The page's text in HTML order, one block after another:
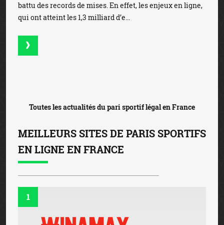
battu des records de mises. En effet, les enjeux en ligne,
qui ont atteint les 1,3 milliard d’e...
Toutes les actualités du pari sportif légal en France
MEILLEURS SITES DE PARIS SPORTIFS
EN LIGNE EN FRANCE
1